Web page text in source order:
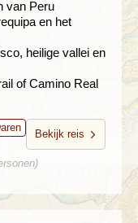
van Peru
en het
heilige vallei en
of Camino Real
Bekijk reis